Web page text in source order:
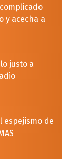
y acecha a
justo a
espejismo de